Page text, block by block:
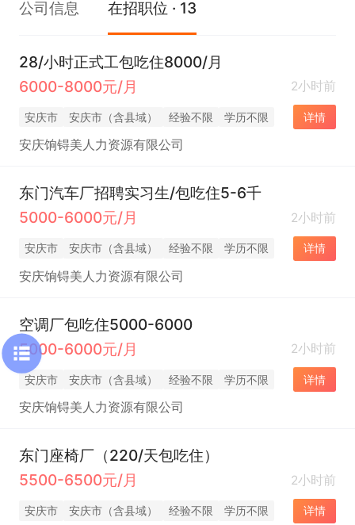
公司信息 在招职位 · 13
28/小时正式工包吃住8000/月
6000-8000元/月
2小时前
安庆市 安庆市（含县域） 经验不限 学历不限 详情
安庆饷锝美人力资源有限公司
东门汽车厂招聘实习生/包吃住5-6千
5000-6000元/月
2小时前
安庆市 安庆市（含县域） 经验不限 学历不限 详情
安庆饷锝美人力资源有限公司
空调厂包吃住5000-6000
5000-6000元/月
2小时前
安庆市 安庆市（含县域） 经验不限 学历不限 详情
安庆饷锝美人力资源有限公司
东门座椅厂（220/天包吃住）
5500-6500元/月
2小时前
安庆市 安庆市（含县域） 经验不限 学历不限 详情